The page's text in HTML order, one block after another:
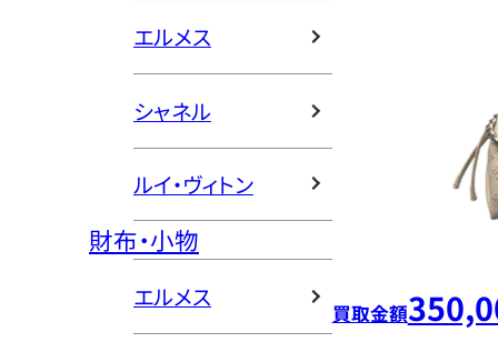
エルメス
シャネル
ルイ・ヴィトン
財布・小物
エルメス
買取金額